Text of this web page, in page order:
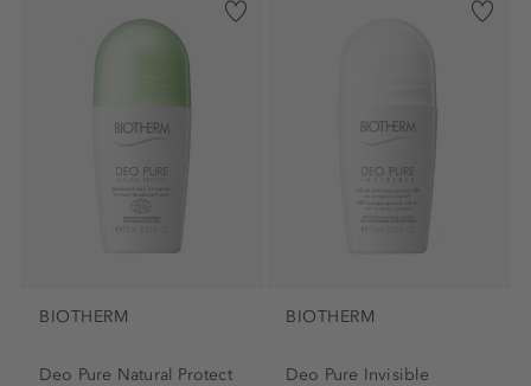
BIOTHERM
Deo Pure Natural Protect
BIOTHERM
Deo Pure Invisible